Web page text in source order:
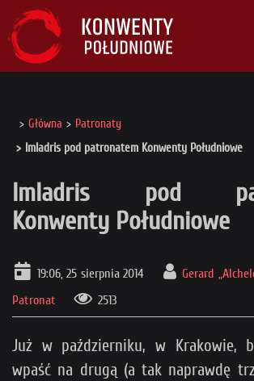
Główna
Patronaty
Imladris pod patronatem Konwenty Południowe
Imladris pod
Konwenty Południowe
19:06, 25 sierpnia 2014
Gerard
Patronat
2513
Już w październiku, w Krakowie,
wpaść na drugą (a tak naprawdę